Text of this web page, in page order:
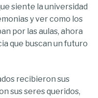
siente la universidad
y ver como los
por las aulas, ahora
que buscan un futuro
recibieron sus
sus seres queridos,